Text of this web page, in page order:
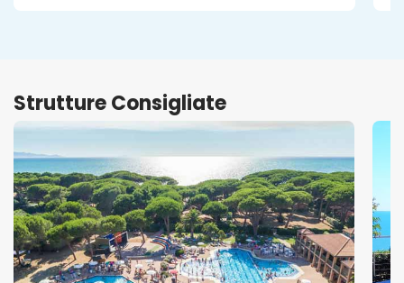
Strutture Consigliate